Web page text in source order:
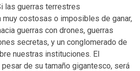
las guerras terrestres
costosas o imposibles de ganar,
guerras con drones, guerras
secretas, y un conglomerado de
nuestras instituciones. El
de su tamaño gigantesco, será